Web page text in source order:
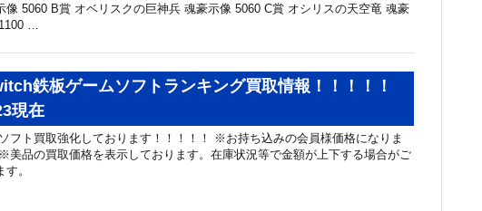
像 5060 B賞 オベリスクの巨神兵 魂豪示像 5060 C賞 オシリスの天空竜 魂豪
…
鉄板ゲームソフトランキング買取情報！！！！！
現在
フト買取強化しております！！！！！ ※お持ち込みの会員様価格になりま
美品の買取価格を表示しております。在庫状況等で金額が上下する場合がご
す。